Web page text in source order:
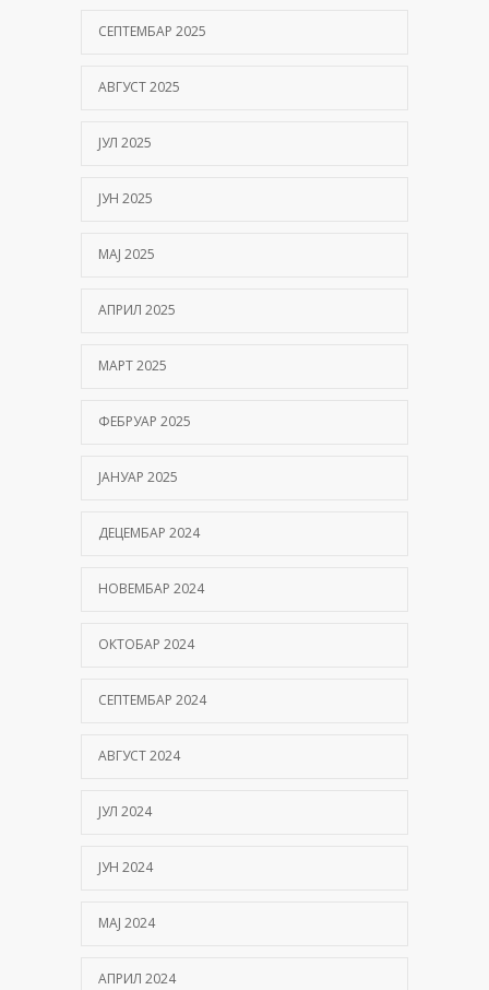
СЕПТЕМБАР 2025
АВГУСТ 2025
ЈУЛ 2025
ЈУН 2025
МАЈ 2025
АПРИЛ 2025
МАРТ 2025
ФЕБРУАР 2025
ЈАНУАР 2025
ДЕЦЕМБАР 2024
НОВЕМБАР 2024
ОКТОБАР 2024
СЕПТЕМБАР 2024
АВГУСТ 2024
ЈУЛ 2024
ЈУН 2024
МАЈ 2024
АПРИЛ 2024